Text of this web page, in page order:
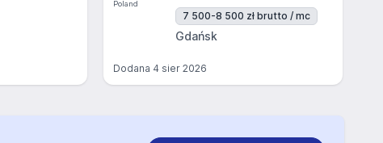
7 500-8 500 zł brutto / mc
Gdańsk
Dodana 4 sier 2026